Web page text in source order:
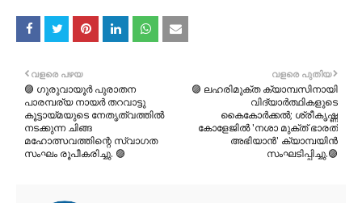
വളരെ പുതിയ
🟣 ലഹരിമുക്ത ക്യാമ്പസിനായി
വിദ്യാർത്ഥികളുടെ
കൈകോർക്കൽ; ശ്രീകൃഷ്ണ
കോളേജിൽ 'നശാ മുക്ത് ഭാരത്
അഭിയാൻ' ക്യാമ്പയിൻ
സംഘടിപ്പിച്ചു.🟣
വളരെ പഴയ
🟣 ഗുരുവായൂർ പുരാതന
പാരമ്പര്യ നായർ തറവാട്ടു
കൂട്ടായ്മയുടെ നേതൃത്വത്തിൽ
നടക്കുന്ന ചിങ്ങ
മഹോത്സവത്തിന്റെ സ്വാഗത
സംഘം രൂപീകരിച്ചു. 🟣